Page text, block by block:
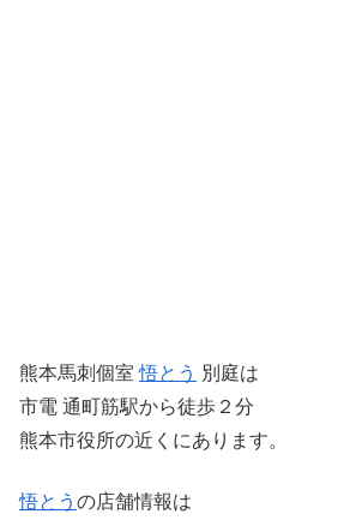
熊本馬刺個室悟とう 別庭は
市電 通町筋駅から徒歩２分
熊本市役所の近くにあります。
悟とう の店舗情報は